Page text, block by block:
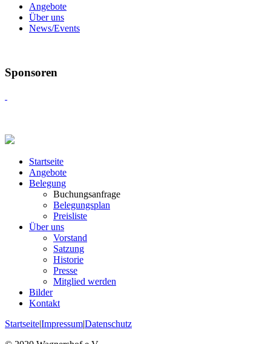
Angebote
Über uns
News/Events
Sponsoren
Startseite
Angebote
Belegung
Buchungsanfrage
Belegungsplan
Preisliste
Über uns
Vorstand
Satzung
Historie
Presse
Mitglied werden
Bilder
Kontakt
Startseite|Impressum|Datenschutz